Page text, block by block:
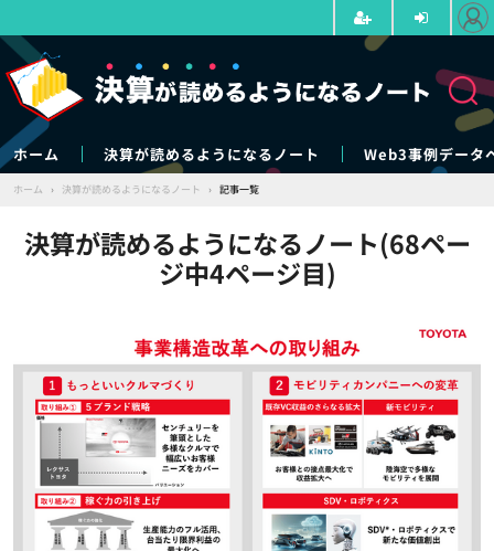
ホーム 決算が読めるようになるノート Web3事例データ
ホーム › 決算が読めるようになるノート › 記事一覧
決算が読めるようになるノート(68ペー
ジ中4ページ目)